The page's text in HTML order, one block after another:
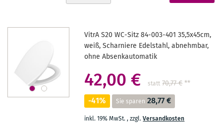
gerade
VitrA S20 WC-Sitz 84-003-401 35,5x45cm,
weiß, Scharniere Edelstahl, abnehmbar,
ohne Absenkautomatik
42,00 € statt 70,77 €**
-41% Sie sparen 28,77 €
inkl. 19% MwSt.,zzgl.Versandkosten